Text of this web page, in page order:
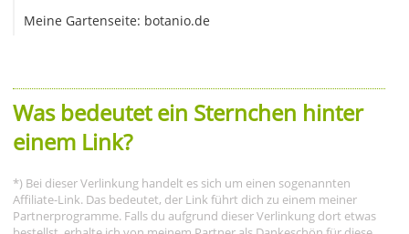
Meine Gartenseite: botanio.de
Was bedeutet ein Sternchen hinter
einem Link?
*) Bei dieser Verlinkung handelt es sich um einen sogenannten
Affiliate-Link. Das bedeutet, der Link führt dich zu einem meiner
Partnerprogramme. Falls du aufgrund dieser Verlinkung dort etwas